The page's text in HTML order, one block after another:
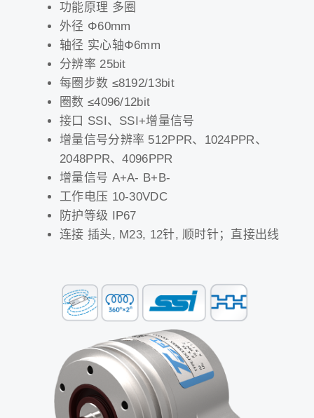
功能原理 多圈
外径 Φ60mm
轴径 实心轴Φ6mm
分辨率 25bit
每圈步数 ≤8192/13bit
圈数 ≤4096/12bit
接口 SSI、SSI+增量信号
增量信号分辨率 512PPR、1024PPR、
2048PPR、4096PPR
增量信号 A+A- B+B-
工作电压 10-30VDC
防护等级 IP67
连接 插头, M23, 12针, 顺时针；直接出线